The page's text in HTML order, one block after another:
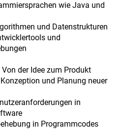
wie Java und
und Datenstrukturen
und
Von der Idee zum Produkt
und Planung neuer
in
in Programmcodes